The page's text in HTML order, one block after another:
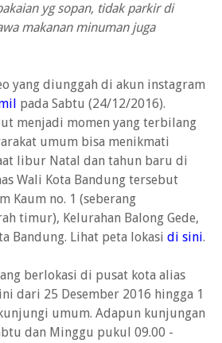
yg sopan, tidak parkir di
makanan minuman juga
yang diunggah di akun instagram
pada Sabtu (24/12/2016).
menjadi momen yang terbilang
umum bisa menikmati
libur Natal dan tahun baru di
Wali Kota Bandung tersebut
Kaum no. 1 (seberang
timur), Kelurahan Balong Gede,
Bandung. Lihat peta lokasi di sini.
berlokasi di pusat kota alias
dari 25 Desember 2016 hingga 1
umum. Adapun kunjungan
dan Minggu pukul 09.00 -